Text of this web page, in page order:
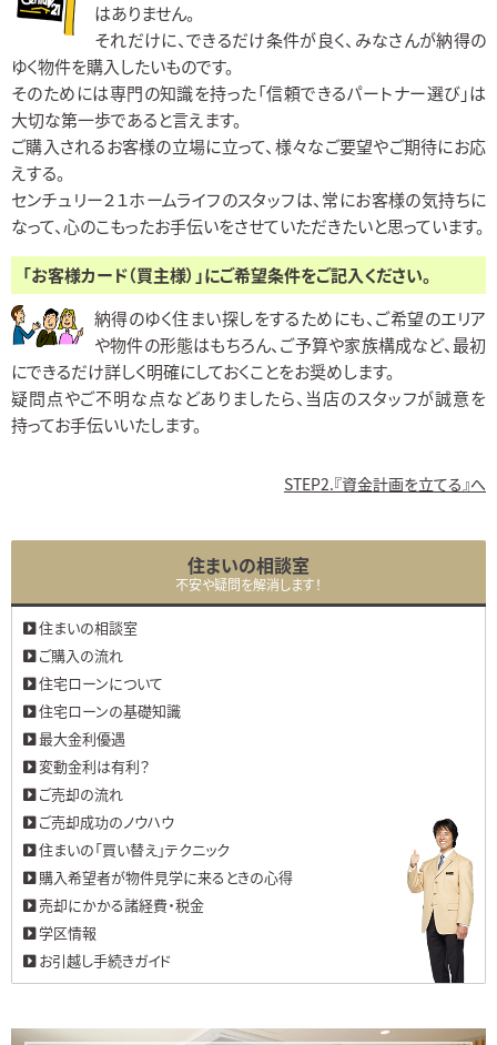
はありません。
それだけに、できるだけ条件が良く、みなさんが納得の
ゆく物件を購入したいものです。
そのためには専門の知識を持った「信頼できるパートナー選び」は
大切な第一歩であると言えます。
ご購入されるお客様の立場に立って、様々なご要望やご期待にお応
えする。
センチュリー２１ホームライフのスタッフは、常にお客様の気持ちに
なって、心のこもったお手伝いをさせていただきたいと思っています。
「お客様カード（買主様）」にご希望条件をご記入ください。
納得のゆく住まい探しをするためにも、ご希望のエリア
や物件の形態はもちろん、ご予算や家族構成など、最初
にできるだけ詳しく明確にしておくことをお奨めします。
疑問点やご不明な点などありましたら、当店のスタッフが誠意を
持ってお手伝いいたします。
STEP2.『資金計画を立てる』へ
住まいの相談室
不安や疑問を解消します！
住まいの相談室
ご購入の流れ
住宅ローンについて
住宅ローンの基礎知識
最大金利優遇
変動金利は有利？
ご売却の流れ
ご売却成功のノウハウ
住まいの「買い替え」テクニック
購入希望者が物件見学に来るときの心得
売却にかかる諸経費・税金
学区情報
お引越し手続きガイド